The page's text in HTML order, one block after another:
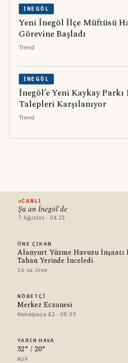
İNEGÖL
Yeni İnegöl İlçe Müftüsü
Görevine Başladı
Trend
İNEGÖL
İnegöl’e Yeni Kaykay
Talepleri Karşılanıyor
Trend
CANLI
Şu an İnegöl'de
7 Ağustos · 04:21
ÖNE ÇIKAN
Alanyurt Yüzme Havuzu İnşaatı
Taban Yerinde İnceledi
16 sa. önce
NÖBETÇI
Merkez Eczanesi
Kemalpaşa 42 · 08:30
YARIN HAVA
32° / 20°
açık